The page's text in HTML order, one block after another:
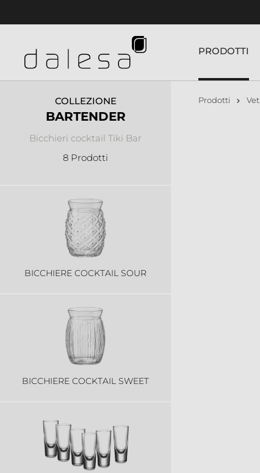
PRODOTTI
COLLEZIONE
BARTENDER
Bicchieri cocktail Tiki Bar
8 Prodotti
BICCHIERE COCKTAIL SOUR
BICCHIERE COCKTAIL SWEET
Prodotti